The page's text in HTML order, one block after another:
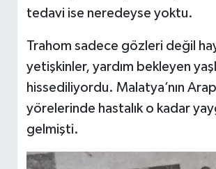
tedavi ise neredeyse yoktu.
Trahom sadece gözleri değil
yetişkinler, yardım bekleyen
hissediliyordu. Malatya’nın
yörelerinde hastalık o kadar
gelmişti.